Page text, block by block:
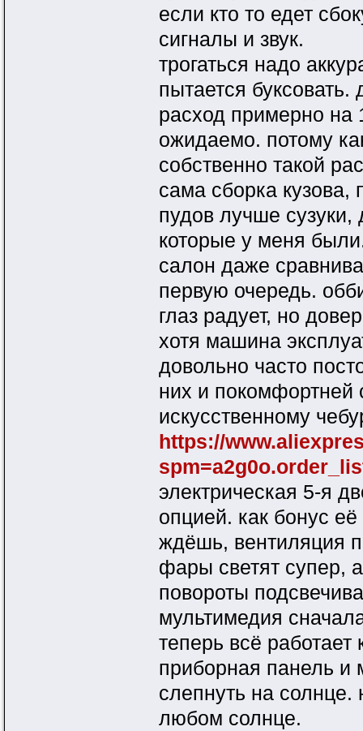
если кто то едет
сигналы и звук.
трогаться надо
пытается
расход примерно на
ожидаемо. потому
собственно такой
сама сборка кузова,
пудов лучше
которые у меня
салон даже
первую очередь.
глаз радует, но
хотя машина
довольно часто
них и покомфортней
искусственному
https://
электрическая 5-я
опцией. как бонус
ждёшь, вентиляция
фары светят супер,
повороты
мультимедия
теперь всё работает
приборная панель и
слепнуть на солнце.
любом солнце.